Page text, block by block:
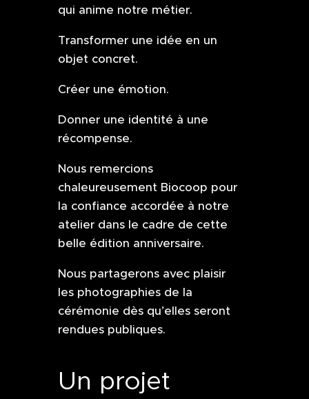
qui anime notre métier.
Transformer une idée en un
objet concret.
Créer une émotion.
Donner une identité à une
récompense.
Nous remercions
chaleureusement Biocoop pour
la confiance accordée à notre
atelier dans le cadre de cette
belle édition anniversaire.
Nous partagerons avec plaisir
les photographies de la
cérémonie dès qu’elles seront
rendues publiques.
Un projet